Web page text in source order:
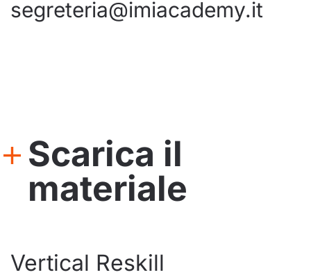
segreteria@imiacademy.it
Scarica il
materiale
Vertical Reskill